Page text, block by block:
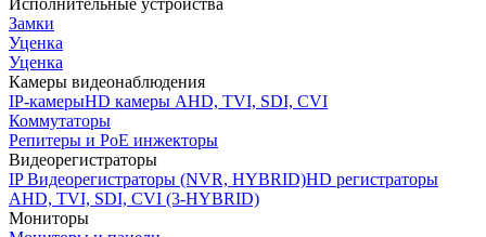
Исполнительные устройства
Замки
Уценка
Уценка
Камеры видеонаблюдения
IP-камерыHD камеры AHD, TVI, SDI, CVI
Коммутаторы
Репитеры и PoE инжекторы
Видеорегистраторы
IP Видеорегистраторы (NVR, HYBRID)HD регистраторы
AHD, TVI, SDI, CVI (3-HYBRID)
Мониторы